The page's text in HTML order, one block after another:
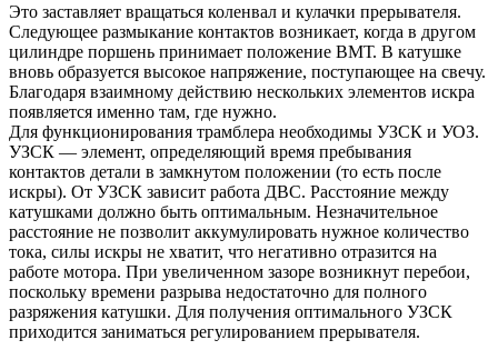
Это заставляет вращаться коленвал и кулачки прерывателя.
Следующее размыкание контактов возникает, когда в другом
цилиндре поршень принимает положение ВМТ. В катушке
вновь образуется высокое напряжение, поступающее на свечу.
Благодаря взаимному действию нескольких элементов искра
появляется именно там, где нужно.
Для функционирования трамблера необходимы УЗСК и УОЗ.
УЗСК — элемент, определяющий время пребывания
контактов детали в замкнутом положении (то есть после
искры). От УЗСК зависит работа ДВС. Расстояние между
катушками должно быть оптимальным. Незначительное
расстояние не позволит аккумулировать нужное количество
тока, силы искры не хватит, что негативно отразится на
работе мотора. При увеличенном зазоре возникнут перебои,
поскольку времени разрыва недостаточно для полного
разряжения катушки. Для получения оптимального УЗСК
приходится заниматься регулированием прерывателя.